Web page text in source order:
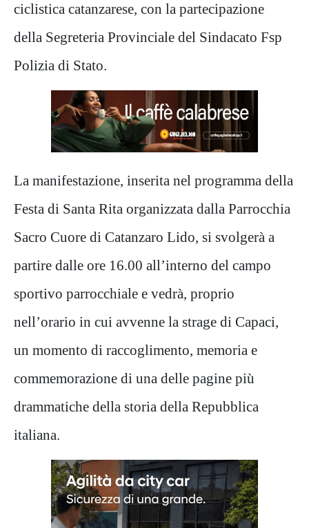
ciclistica catanzarese, con la partecipazione
della Segreteria Provinciale del Sindacato Fsp
Polizia di Stato.
La manifestazione, inserita nel programma della
Festa di Santa Rita organizzata dalla Parrocchia
Sacro Cuore di Catanzaro Lido, si svolgerà a
partire dalle ore 16.00 all’interno del campo
sportivo parrocchiale e vedrà, proprio
nell’orario in cui avvenne la strage di Capaci,
un momento di raccoglimento, memoria e
commemorazione di una delle pagine più
drammatiche della storia della Repubblica
italiana.